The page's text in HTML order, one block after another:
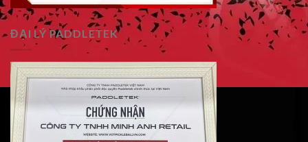
ĐẠI LÝ PADDLETEK